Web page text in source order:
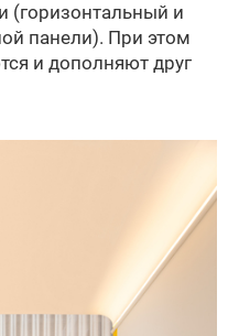
(горизонтальный и
панели). При этом
и дополняют друг